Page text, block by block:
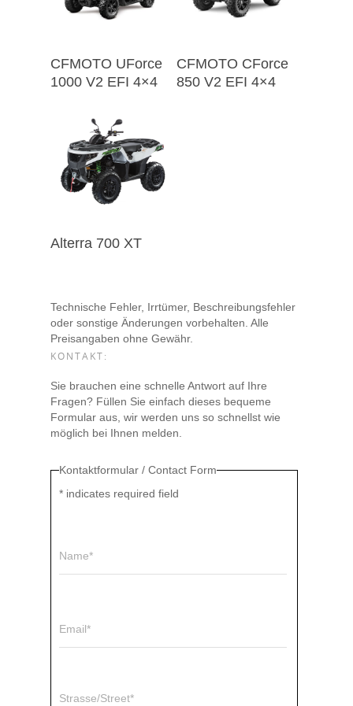
CFMOTO UForce
1000 V2 EFI 4×4
CFMOTO CForce
850 V2 EFI 4×4
Alterra 700 XT
Technische Fehler, Irrtümer, Beschreibungsfehler
oder sonstige Änderungen vorbehalten. Alle
Preisangaben ohne Gewähr.
KONTAKT:
Sie brauchen eine schnelle Antwort auf Ihre
Fragen? Füllen Sie einfach dieses bequeme
Formular aus, wir werden uns so schnellst wie
möglich bei Ihnen melden.
Kontaktformular / Contact Form
* indicates required field
Name*
Email*
Strasse/Street*